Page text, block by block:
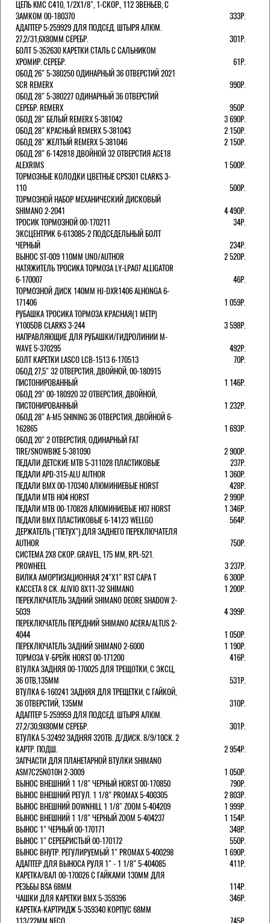
ЦЕПЬ KMC C410, 1/2Х1/8", 1-СКОР., 112 ЗВЕНЬЕВ, С
ЗАМКОМ 00-180370
333Р.
АДАПТЕР 5-259929 ДЛЯ ПОДСЕД. ШТЫРЯ АЛЮМ.
27,2/31,6Х80ММ СЕРЕБР.
301Р.
БОЛТ 5-352630 КАРЕТКИ СТАЛЬ С САЛЬНИКОМ
ХРОМИР. СЕРЕБР.
61Р.
ОБОД 26" 5-380250 ОДИНАРНЫЙ 36 ОТВЕРСТИЙ 2021
SCR REMERX
990Р.
ОБОД 28" 5-380227 ОДИНАРНЫЙ 36 ОТВЕРСТИЙ
СЕРЕБР. REMERX
950Р.
ОБОД 28" БЕЛЫЙ REMERX 5-381042
3 690Р.
ОБОД 28" КРАСНЫЙ REMERX 5-381043
2 150Р.
ОБОД 28" ЖЕЛТЫЙ REMERX 5-381046
2 150Р.
ОБОД 28" 6-142818 ДВОЙНОЙ 32 ОТВЕРСТИЯ ACE18
ALEXRIMS
1 500Р.
ТОРМОЗНЫЕ КОЛОДКИ ЦВЕТНЫЕ CPS301 CLARKS 3-
110
500Р.
ТОРМОЗНОЙ НАБОР МЕХАНИЧЕСКИЙ ДИСКОВЫЙ
SHIMANO 2-2041
4 490Р.
ТРОСИК ТОРМОЗНОЙ 00-170211
34Р.
ЭКСЦЕНТРИК 6-613085-2 ПОДСЕДЕЛЬНЫЙ БОЛТ
ЧЕРНЫЙ
234Р.
ВЫНОС ST-009 110ММ UNO/AUTHOR
2 520Р.
НАТЯЖИТЕЛЬ ТРОСИКА ТОРМОЗА LY-LPA07 ALLIGATOR
6-170007
46Р.
ТОРМОЗНОЙ ДИСК 140ММ HJ-DXR1406 ALHONGA 6-
171406
1 059Р.
РУБАШКА ТРОСИКА ТОРМОЗА КРАСНАЯ(1 МЕТР)
Y1005DB CLARKS 3-244
3 598Р.
НАПРАВЛЯЮЩИЕ ДЛЯ РУБАШКИ/ГИДРОЛИНИИ M-
WAVE 5-370295
492Р.
БОЛТ КАРЕТКИ LASCO LCB-1513 6-170513
70Р.
ОБОД 27,5" 32 ОТВЕРСТИЯ, ДВОЙНОЙ, 00-180915
ПИСТОНИРОВАННЫЙ
1 146Р.
ОБОД 29" 00-180920 32 ОТВЕРСТИЯ, ДВОЙНОЙ,
ПИСТОНИРОВАННЫЙ
1 232Р.
ОБОД 28" A-M5 SHINING 36 ОТВЕРСТИЯ, ДВОЙНОЙ 6-
162865
1 693Р.
ОБОД 20" 2 ОТВЕРСТИЯ, ОДИНАРНЫЙ FAT
TIRE/SNOWBIKE 5-381090
2 900Р.
ПЕДАЛИ ДЕТСКИЕ MTB 5-311028 ПЛАСТИКОВЫЕ
237Р.
ПЕДАЛИ APD-315-ALU AUTHOR
1 360Р.
ПЕДАЛИ BMX 00-170340 АЛЮМИНИЕВЫЕ HORST
428Р.
ПЕДАЛИ MTB H04 HORST
2 990Р.
ПЕДАЛИ MTB 00-170828 АЛЮМИНИЕВЫЕ H07 HORST
1 346Р.
ПЕДАЛИ BMX ПЛАСТИКОВЫЕ 6-14123 WELLGO
564Р.
ДЕРЖАТЕЛЬ ("ПЕТУХ") ДЛЯ ЗАДНЕГО ПЕРЕКЛЮЧАТЕЛЯ
AUTHOR
750Р.
СИСТЕМА 2Х8 СКОР. GRAVEL, 175 ММ, RPL-521.
PROWHEEL
3 237Р.
ВИЛКА АМОРТИЗАЦИОННАЯ 24"Х1" RST CAPA Т
6 300Р.
КАССЕТА 8 СК. ALIVIO 8Х11-32 SHIMANO
1 200Р.
ПЕРЕКЛЮЧАТЕЛЬ ЗАДНИЙ SHIMANO DEORE SHADOW 2-
5039
4 399Р.
ПЕРЕКЛЮЧАТЕЛЬ ПЕРЕДНИЙ SHIMANO ACERA/ALTUS 2-
4044
1 050Р.
ПЕРЕКЛЮЧАТЕЛЬ ЗАДНИЙ SHIMANO 2-6000
1 190Р.
ТОРМОЗА V-БРЕЙК HORST 00-171200
416Р.
ВТУЛКА ЗАДНЯЯ 00-170025 ДЛЯ ТРЕЩОТКИ, С ЭКСЦ,
36 ОТВ,135ММ
531Р.
ВТУЛКА 6-160241 ЗАДНЯЯ ДЛЯ ТРЕЩЕТКИ, С ГАЙКОЙ,
36 ОТВЕРСТИЙ, 135ММ
310Р.
АДАПТЕР 5-259959 ДЛЯ ПОДСЕД. ШТЫРЯ АЛЮМ.
27,2/30,9Х80ММ СЕРЕБР.
301Р.
ВТУЛКА 5-32492 ЗАДНЯЯ 32ОТВ. Д/ДИСК. 8/9/10СК. 2
КАРТР. ПОДШ.
2 954Р.
ЗАПЧАСТИ ДЛЯ ПЛАНЕТАРНОЙ ВТУЛКИ SHIMANO
ASM7C25N010H 2-3009
1 050Р.
ВЫНОС ВНЕШНИЙ 1 1/8" ЧЕРНЫЙ HORST 00-170850
790Р.
ВЫНОС ВНЕШНИЙ РЕГУЛ. 1 1/8" PROMAX 5-400305
2 803Р.
ВЫНОС ВНЕШНИЙ DOWNHILL 1 1/8" ZOOM 5-404209
1 999Р.
ВЫНОС ВНЕШНИЙ 1 1/8" ЧЕРНЫЙ ZOOM 5-404237
1 154Р.
ВЫНОС 1" ЧЕРНЫЙ 00-170171
348Р.
ВЫНОС 1" СЕРЕБРИСТЫЙ 00-170172
550Р.
ВЫНОС ВНУТР. РЕГУЛИРУЕМЫЙ 1" PROMAX 5-400298
1 690Р.
АДАПТЕР ДЛЯ ВЫНОСА РУЛЯ 1" - 1 1/8" 5-404085
411Р.
КАРЕТКА/ВАЛ 00-170026 С ГАЙКАМИ 130ММ ДЛЯ
РЕЗЬБЫ BSA 68ММ
114Р.
ЧАШКИ ДЛЯ КАРЕТКИ BMX 5-359396
346Р.
КАРЕТКА-КАРТРИДЖ 5-359340 КОРПУС 68ММ
113/22ММ NECO
745Р.